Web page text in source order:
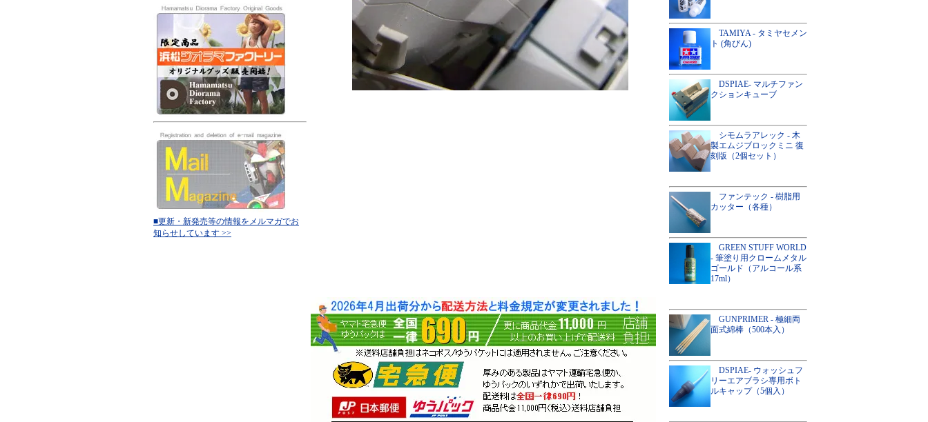
■更新・新発売等の情報をメルマガでお
知らせしています >>
TAMIYA - タミヤセメン
ト (角びん)
DSPIAE- マルチファン
クションキューブ
シモムラアレック - 木
製エムジブロックミニ 復
刻版（2個セット）
ファンテック - 樹脂用
カッター（各種）
GREEN STUFF WORLD
- 筆塗り用クロームメタル
ゴールド（アルコール系
17ml）
GUNPRIMER - 極細両
面式綿棒（500本入）
DSPIAE- ウォッシュフ
リーエアブラシ専用ボト
ルキャップ（5個入）